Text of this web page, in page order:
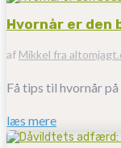
Hvornår er
af Mikkel fra
Få tips til hvornår
læs mere